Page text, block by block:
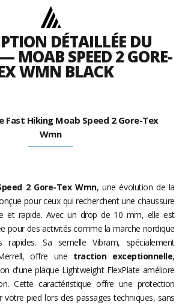
DÉTAILLÉE DU
MOAB SPEED 2 GORE-
WMN BLACK
Fast Hiking Moab Speed 2 Gore-Tex
Wmn
2 Gore-Tex Wmn, une évolution de la
pour ceux qui recherchent une chaussure
et rapide. Avec un drop de 10 mm, elle est
pour des activités comme la marche nordique
rapides. Sa semelle Vibram, spécialement
offre une traction exceptionnelle,
d'une plaque Lightweight FlexPlate améliore
Cette caractéristique offre une protection
votre pied lors des passages techniques, sans